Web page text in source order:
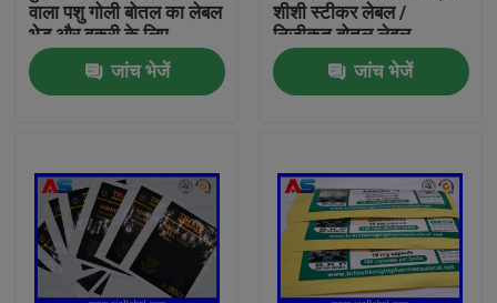
उत्पादों
हमारे बारे में
वाला पशु गोली बोतल का लेबल
भेड़ और बकरी के लिए
जांच भेजें
शीशी स्टीकर लेबल /
निजीकृत बोतल लेबल
जांच भेजें